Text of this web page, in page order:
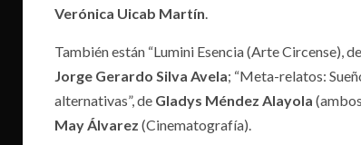
Verónica Uicab Martín.
También están “Lumini Esencia (Arte Circense), de
Jorge Gerardo Silva Avela; “Meta-relatos:
alternativas”, de Gladys Méndez Alayola
May Álvarez (Cinematografía).